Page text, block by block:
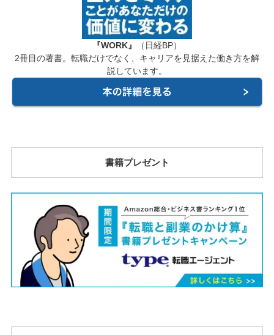
『WORK』
（日経BP）
2冊目の著書。転職だけでなく、キャリアを見据えた働き方を解
説しています。
書籍プレゼント